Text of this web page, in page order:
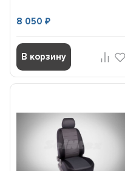
8 050₽
В корзину